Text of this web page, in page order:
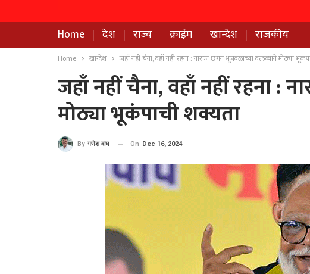
Home देश राज्य क्राईम खान्देश राजकीय
Home खान्देश जहाँ नहीं चैना, वहाँ नहीं रहना : नाराज छगन भूजबळांच्या वक्तव्याने मोठ्या
जहाँ नहीं चैना, वहाँ नहीं रहना :
मोठ्या भूकंपाची शक्यता
By गणेश वाघ On Dec 16, 2024